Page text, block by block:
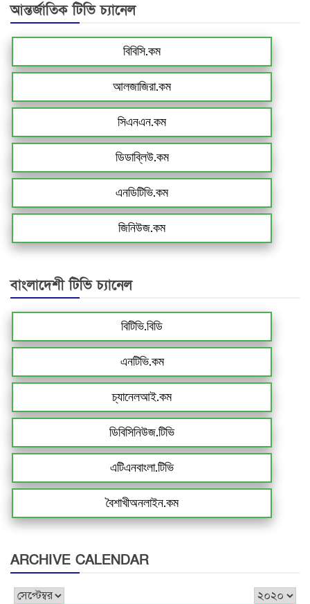
আন্তর্জাতিক টিভি চ্যানেল
বিবিসি.কম
আলজাজিরা.কম
সিএনএন.কম
ডিডাব্লিউ.কম
এনডিটিভি.কম
জিনিউজ.কম
বাংলাদেশী টিভি চ্যানেল
বিটিভি.বিডি
এনটিভি.কম
চ্যানেলআই.কম
ডিবিসিনিউজ.টিভি
এটিএনবাংলা.টিভি
বৈশাখীঅনলাইন.কম
ARCHIVE CALENDAR